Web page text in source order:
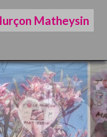
Matheysin